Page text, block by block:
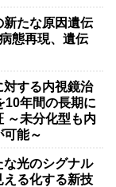
新たな原因遺伝
態再現、遺伝
対する内視鏡治
10年間の長期に
～未分化型も内
能～
な光のシグナル
える化する新技